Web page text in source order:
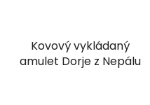
Kovový vykládaný
amulet Dorje z Nepálu